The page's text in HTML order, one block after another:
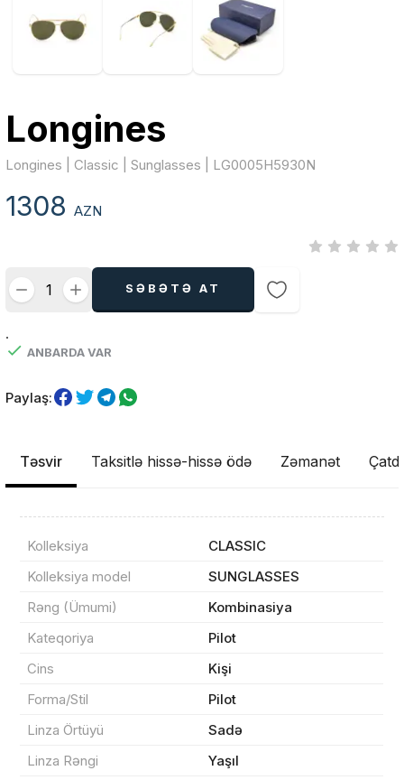
Longines
Longines | Classic | Sunglasses | LG0005H5930N
1308AZN
SƏBƏTƏ AT
.
ANBARDA VAR
Paylaş:
Təsvir Taksitlə hissə-hissə ödə Zəmanət
Kolleksiya
CLASSIC
Kolleksiya model
SUNGLASSES
Rəng (Ümumi)
Kombinasiya
Kateqoriya
Pilot
Cins
Kişi
Forma/Stil
Pilot
Linza Örtüyü
Sadə
Linza Rəngi
Yaşıl
Məhsul(lar) səbətə əlavə edildi
Sifarişin detalları